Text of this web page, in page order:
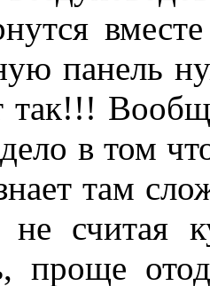
панель
так!!!
в том
там
не считая
проще